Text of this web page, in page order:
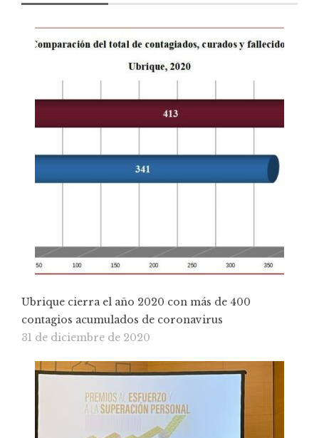
Ubrique cierra el año 2020 con más de 400
contagios acumulados de coronavirus
31 de diciembre de 2020